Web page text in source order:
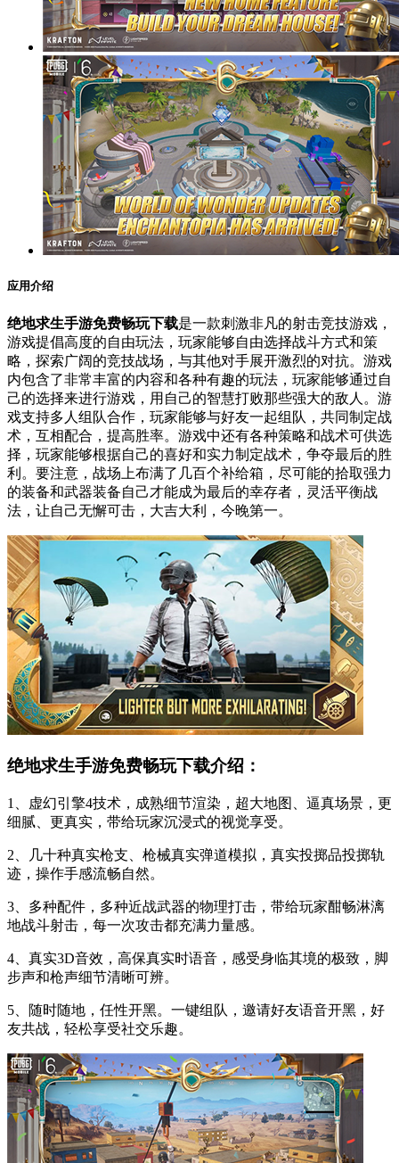
应用介绍
绝地求生手游免费畅玩下载是一款刺激非凡的射击竞技游戏，
游戏提倡高度的自由玩法，玩家能够自由选择战斗方式和策
略，探索广阔的竞技战场，与其他对手展开激烈的对抗。游戏
内包含了非常丰富的内容和各种有趣的玩法，玩家能够通过自
己的选择来进行游戏，用自己的智慧打败那些强大的敌人。游
戏支持多人组队合作，玩家能够与好友一起组队，共同制定战
术，互相配合，提高胜率。游戏中还有各种策略和战术可供选
择，玩家能够根据自己的喜好和实力制定战术，争夺最后的胜
利。要注意，战场上布满了几百个补给箱，尽可能的拾取强力
的装备和武器装备自己才能成为最后的幸存者，灵活平衡战
法，让自己无懈可击，大吉大利，今晚第一。
绝地求生手游免费畅玩下载介绍：
1、虚幻引擎4技术，成熟细节渲染，超大地图、逼真场景，更
细腻、更真实，带给玩家沉浸式的视觉享受。
2、几十种真实枪支、枪械真实弹道模拟，真实投掷品投掷轨
迹，操作手感流畅自然。
3、多种配件，多种近战武器的物理打击，带给玩家酣畅淋漓
地战斗射击，每一次攻击都充满力量感。
4、真实3D音效，高保真实时语音，感受身临其境的极致，脚
步声和枪声细节清晰可辨。
5、随时随地，任性开黑。一键组队，邀请好友语音开黑，好
友共战，轻松享受社交乐趣。